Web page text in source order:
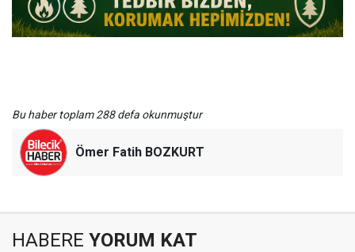
Bu haber toplam 288 defa okunmuştur
Ömer Fatih BOZKURT
HABERE YORUM KAT